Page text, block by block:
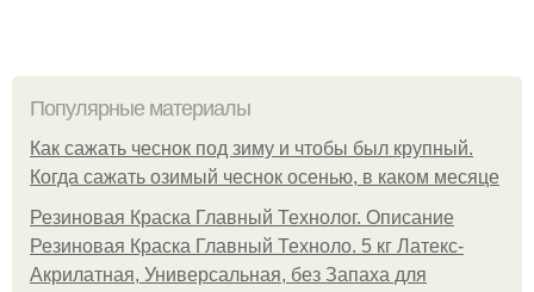
Популярные материалы
Как сажать чеснок под зиму и чтобы был крупный.
Когда сажать озимый чеснок осенью, в каком месяце
Резиновая Краска Главный Технолог. Описание
Резиновая Краска Главный Техноло. 5 кг Латекс-
Акрилатная, Универсальная, без Запаха для